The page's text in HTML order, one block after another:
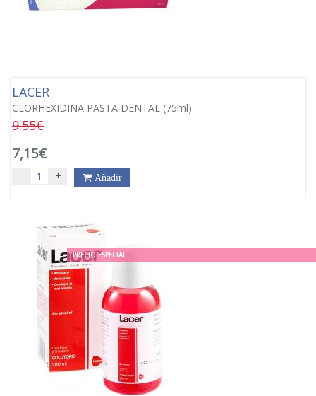
LACER
CLORHEXIDINA PASTA DENTAL (75ml)
9.55€
7,15€
- + Añadir
PRECIO ESPECIAL